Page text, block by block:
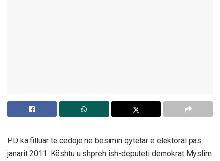
PD ka filluar të cedojë në besimin qytetar e elektoral pas
janarit 2011. Kështu u shpreh ish-deputeti demokrat Myslim